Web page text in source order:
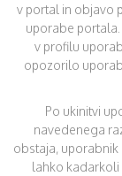
v portal in objavo
uporabe
v profilu
opozorilo
Po ukinitvi
navedenega
obstaja,
lahko kadarkoli